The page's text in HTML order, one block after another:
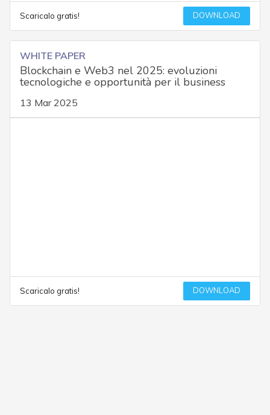
Scaricalo gratis! DOWNLOAD
WHITE PAPER
Blockchain e Web3 nel 2025: evoluzioni
tecnologiche e opportunità per il business
13 Mar 2025
Scaricalo gratis! DOWNLOAD